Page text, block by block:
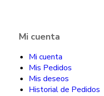
Mi cuenta
Mi cuenta
Mis Pedidos
Mis deseos
Historial de Pedidos